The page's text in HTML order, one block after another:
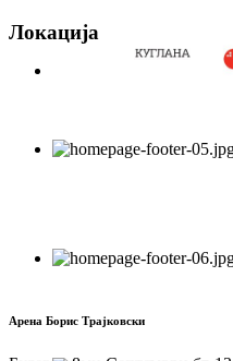
Локација
Арена Борис Трајковски